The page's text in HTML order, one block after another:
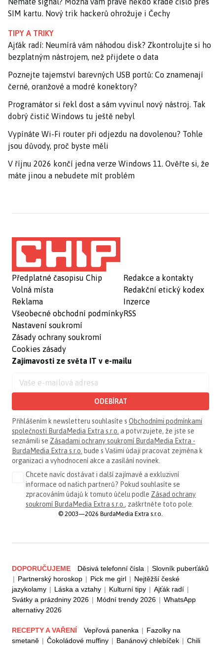
SIM kartu. Nový trik hackerů ohrožuje i Čechy
TIPY A TRIKY
Ajťák radí: Neumírá vám náhodou disk? Zkontrolujte si ho
bezplatným nástrojem, než přijdete o data
Poznejte tajemství barevných USB portů: Co znamenají
černé, oranžové a modré konektory?
Programátor si řekl dost a sám vyvinul nový nástroj. Tak
dobrý čistič Windows tu ještě nebyl
Vypínáte Wi-Fi router při odjezdu na dovolenou? Tohle
jsou důvody, proč byste měli
V říjnu 2026 končí jedna verze Windows 11. Ověřte si, že
máte jinou a nebudete mít problém
Předplatné časopisu Chip
Volná místa
Reklama
Všeobecné obchodní podmínky
Nastavení soukromí
Zásady ochrany soukromí
Cookies zásady
Redakce a kontakty
Redakční etický kodex
Inzerce
RSS
Zajímavosti ze světa IT v e-mailu
ODEBÍRAT
Přihlášením k newsletteru souhlasíte s Obchodními podmínkami
společnosti BurdaMedia Extra s.r.o. a potvrzujete, že jste se
seznámili se Zásadami ochrany soukromí BurdaMedia Extra -
BurdaMedia Extra s.r.o. bude s Vašimi údaji pracovat zejména k
organizaci a vyhodnocení akce a zasílání novinek.
Chcete navíc dostávat i další zajímavé a exkluzivní
informace od našich partnerů? Pokud souhlasíte se
zpracováním údajů k tomuto účelu podle Zásad ochrany
soukromí BurdaMedia Extra s.r.o., zaškrtněte toto pole.
© 2003—2026 BurdaMedia Extra s.r.o.
DOPORUČUJEME Děsivá telefonní čísla | Slovník puberťáků
| Partnerský horoskop | Pick me girl | Nejtěžší české
jazykolamy | Láska a vztahy | Kulturní tipy | Ajťák radí |
Svátky a prázdniny 2026 | Módní trendy 2026 | WhatsApp
alternativy 2026
RECEPTY A VAŘENÍ Vepřová panenka | Fazolky na
smetaně | Čokoládové muffiny | Banánový chlebíček | Chili